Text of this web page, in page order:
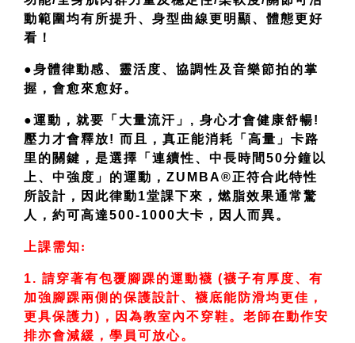
動範圍均有所提升、身型曲線更明顯、體態更好
看！
●身體律動感、靈活度、協調性及音樂節拍的掌
握，會愈來愈好。
●運動，就要「大量流汗」, 身心才會健康舒暢!
壓力才會釋放! 而且，真正能消耗「高量」卡路
里的關鍵，是選擇「連續性、中長時間50分鐘以
上、中強度」的運動，ZUMBA®正符合此特性
所設計，因此律動1堂課下來，燃脂效果通常驚
人，約可高達500-1000大卡，因人而異。
上課需知:
1. 請穿著有包覆腳踝的運動襪 (襪子有厚度、有
加強腳踝兩側的保護設計、襪底能防滑均更佳，
更具保護力)，因為教室內不穿鞋。老師在動作安
排亦會減緩，學員可放心。